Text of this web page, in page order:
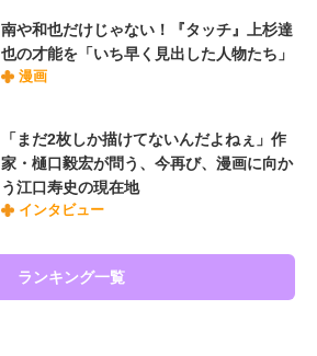
南や和也だけじゃない！『タッチ』上杉達
也の才能を「いち早く見出した人物たち」
漫画
「まだ2枚しか描けてないんだよねぇ」作
家・樋口毅宏が問う、今再び、漫画に向か
う江口寿史の現在地
インタビュー
ランキング一覧